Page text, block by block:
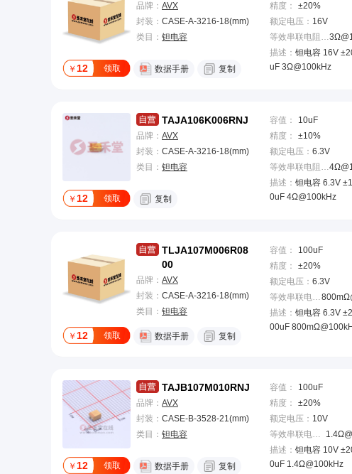
品牌： AVX
封装： CASE-A-3216-18(mm)
类目： 钽电容
￥ 12 领取 数据手册 复制
精度：
±20%
额定电压 ： 16V
等效串联电阻(ESR)
：
描述： 钽电容 16V
uF 3Ω@100kHz
TAJA106K006RNJ
品牌： AVX
封装： CASE-A-3216-18(mm)
类目： 钽电容
￥ 12 领取 复制
容值 ：
10uF
精度：
±10%
额定电压 ： 6.3V
等效串联电阻(ESR)
：
描述： 钽电容 6.3V
0uF 4Ω@100kHz
TLJA107M006R08
00
品牌： AVX
封装： CASE-A-3216-18(mm)
类目： 钽电容
￥ 12 领取 数据手册 复制
容值 ：
100uF
精度：
±20%
额定电压 ： 6.3V
等效串联电阻(ESR)
：
描述： 钽电容 6.3V
00uF
TAJB107M010RNJ
品牌： AVX
封装： CASE-B-3528-21(mm)
类目： 钽电容
￥ 12 领取 数据手册 复制
容值 ：
100uF
精度：
±20%
额定电压 ： 10V
等效串联电阻(ESR)
：
描述： 钽电容 10V
0uF 1.4Ω@100kHz